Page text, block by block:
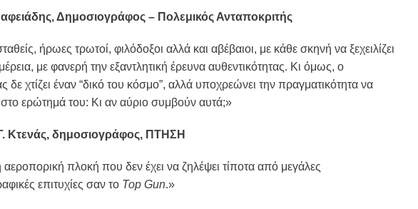
Δημοσιογράφος – Πολεμικός Ανταποκριτής
ήρωες τρωτοί, φιλόδοξοι αλλά και αβέβαιοι, με κάθε σκηνή να ξεχειλίζει
με φανερή την εξαντλητική έρευνα αυθεντικότητας. Κι όμως, ο
δε χτίζει έναν “δικό του κόσμο”, αλλά υποχρεώνει την πραγματικότητα να
ερώτημά του: Κι αν αύριο συμβούν αυτά;»
Κτενάς, δημοσιογράφος, ΠΤΗΣΗ
πλοκή που δεν έχει να ζηλέψει τίποτα από μεγάλες
επιτυχίες σαν το Top Gun.»